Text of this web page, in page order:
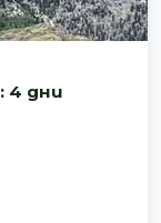
4 дни